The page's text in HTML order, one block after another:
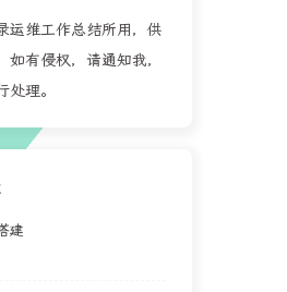
运维工作总结所用，供
如有侵权，请通知我，
处理。
建